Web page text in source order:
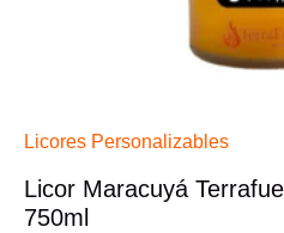
Licores Personalizables
Licor Maracuyá
750ml